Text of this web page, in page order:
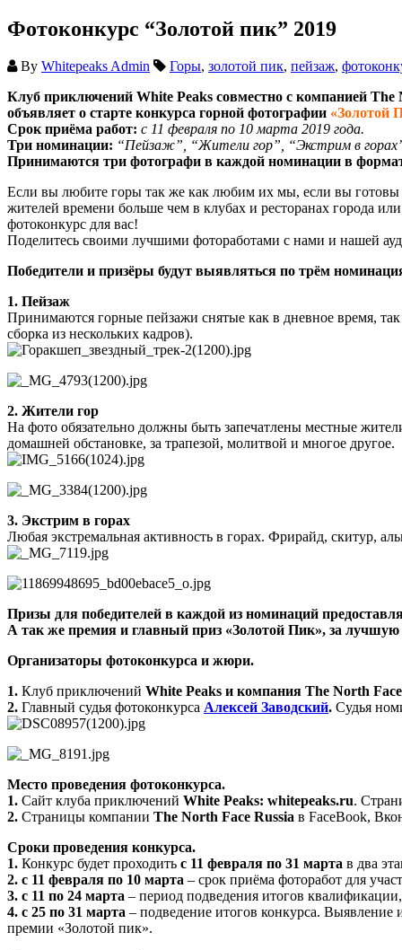
Фотоконкурс “Золотой пик” 2019
By Whitepeaks Admin Горы, золотой пик, пейзаж,
Клуб приключений White Peaks совместно с компанией The
объявляет о старте конкурса горной фотографии «Золотой
Срок приёма работ: с 11 февраля по 10 марта 2019 года.
Три номинации: “Пейзаж”, “Жители гор”, “Экстрим в
Принимаются три фотографи в каждой номинации в
Если вы любите горы так же как любим их мы, если вы готовы
жителей времени больше чем в клубах и ресторанах города
фотоконкурс для вас!
Поделитесь своими лучшими фотоработами с нами и нашей
Победители и призёры будут выявляться по трём
1. Пейзаж
Принимаются горные пейзажи снятые как в дневное время,
сборка из нескольких кадров).
2. Жители гор
На фото обязательно должны быть запечатлены местные
домашней обстановке, за трапезой, молитвой и многое другое.
3. Экстрим в горах
Любая экстремальная активность в горах. Фрирайд, скитур,
Призы для победителей в каждой из номинаций
А так же премия и главный приз «Золотой Пик», за лучшую
Организаторы фотоконкурса и жюри.
1. Клуб приключений White Peaks и компания The North
2. Главный судья фотоконкурса Алексей Заводский. Судья
Место проведения фотоконкурса.
1. Сайт клуба приключений White Peaks: whitepeaks.ru.
2. Страницы компании The North Face Russia в FaceBook,
Сроки проведения конкурса.
1. Конкурс будет проходить с 11 февраля по 31 марта в два
2. с 11 февраля по 10 марта – срок приёма фоторабот для
3. с 11 по 24 марта – период подведения итогов
4. с 25 по 31 марта – подведение итогов конкурса. Выявление
премии «Золотой пик».